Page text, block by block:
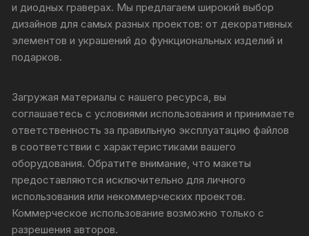
и диодных граверах. Мы предлагаем широкий выбор
дизайнов для самых разных проектов: от декоративных
элементов и украшений до функциональных изделий и
подарков.
Загружая материалы с нашего ресурса, вы
соглашаетесь с условиями использования и принимаете
ответственность за правильную эксплуатацию файлов
в соответствии с характеристиками вашего
оборудования. Обратите внимание, что макеты
предоставляются исключительно для личного
использования или некоммерческих проектов.
Коммерческое использование возможно только с
разрешения авторов.